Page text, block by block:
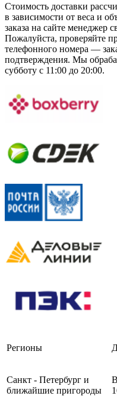
Стоимость доставки
в зависимости от веса и
заказа на сайте менеджер
Пожалуйста, проверяйте
телефонного номера —
подтверждения. Мы
субботу с 11:00 до 20:00.
Регионы
Санкт - Петербург и
ближайшие пригороды